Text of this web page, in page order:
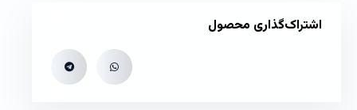
اشتراک‌گذاری محصول